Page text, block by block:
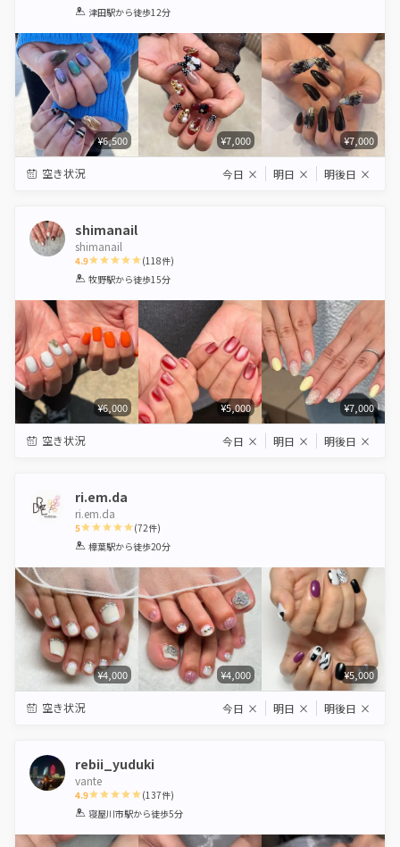
1 2 3 4 5
津田駅から徒歩12分
¥6,500 ¥7,000 ¥7,000
空き状況 今日 × 明日 × 明後日 ×
shimanail
shimanail
4.9
1 2 3 4 5
(118件)
牧野駅から徒歩15分
¥6,000 ¥5,000 ¥7,000
空き状況 今日 × 明日 × 明後日 ×
ri.em.da
ri.em.da
5
1 2 3 4 5
(72件)
樟葉駅から徒歩20分
¥4,000 ¥4,000 ¥5,000
空き状況 今日 × 明日 × 明後日 ×
rebii_yuduki
vante
4.9
1 2 3 4 5
(137件)
寝屋川市駅から徒歩5分